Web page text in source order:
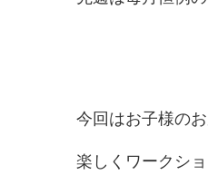
今回はお子様の
楽しくワークシ